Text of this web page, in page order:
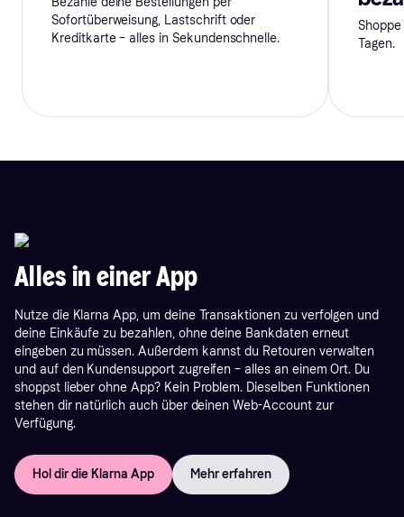
Sofortüberweisung, Lastschrift oder
Kreditkarte – alles in Sekundenschnelle.
Tagen.
Alles in einer App
Nutze die Klarna App, um deine Transaktionen zu verfolgen und
deine Einkäufe zu bezahlen, ohne deine Bankdaten erneut
eingeben zu müssen. Außerdem kannst du Retouren verwalten
und auf den Kundensupport zugreifen – alles an einem Ort. Du
shoppst lieber ohne App? Kein Problem. Dieselben Funktionen
stehen dir natürlich auch über deinen Web-Account zur
Verfügung.
Hol dir die Klarna App Mehr erfahren